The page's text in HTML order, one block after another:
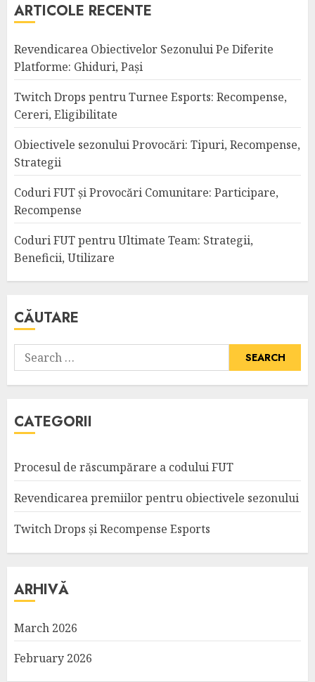
ARTICOLE RECENTE
Revendicarea Obiectivelor Sezonului Pe Diferite
Platforme: Ghiduri, Pași
Twitch Drops pentru Turnee Esports: Recompense,
Cereri, Eligibilitate
Obiectivele sezonului Provocări: Tipuri, Recompense,
Strategii
Coduri FUT și Provocări Comunitare: Participare,
Recompense
Coduri FUT pentru Ultimate Team: Strategii,
Beneficii, Utilizare
CĂUTARE
Search
for:
CATEGORII
Procesul de răscumpărare a codului FUT
Revendicarea premiilor pentru obiectivele sezonului
Twitch Drops și Recompense Esports
ARHIVĂ
March 2026
February 2026